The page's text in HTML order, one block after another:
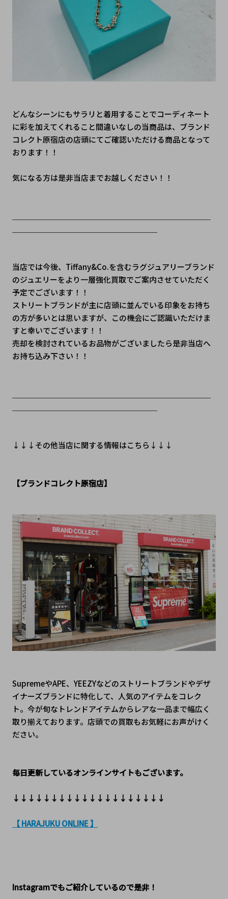
どんなシーンにもサラリと着用することでコーディネート
に彩を加えてくれること間違いなしの当商品は、ブランド
コレクト原宿店の店頭にてご確認いただける商品となって
おります！！
気になる方は是非当店までお越しください！！
当店では今後、Tiffany&Co.を含むラグジュアリーブランド
のジュエリーをより一層強化買取でご案内させていただく
予定でございます！！
ストリートブランドが主に店頭に並んでいる印象をお持ち
の方が多いとは思いますが、この機会にご認識いただけま
すと幸いでございます！！
売却を検討されているお品物がございましたら是非当店へ
お持ち込み下さい！！
↓↓↓その他当店に関する情報はこちら↓↓↓
【ブランドコレクト原宿店】
SupremeやAPE、YEEZYなどのストリートブランドやデザ
イナーズブランドに特化して、人気のアイテムをコレク
ト。今が旬なトレンドアイテムからレアな一品まで幅広く
取り揃えております。店頭での買取もお気軽にお声がけく
ださい。
毎日更新しているオンラインサイトもございます。
↓↓↓↓↓↓↓↓↓↓↓↓↓↓↓↓↓↓↓↓
【 HARAJUKU ONLINE 】
Instagramでもご紹介しているので是非！